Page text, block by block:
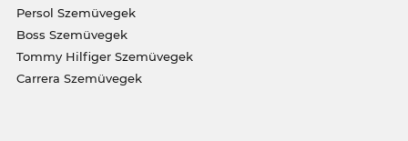
Persol Szemüvegek
Boss Szemüvegek
Tommy Hilfiger Szemüvegek
Carrera Szemüvegek